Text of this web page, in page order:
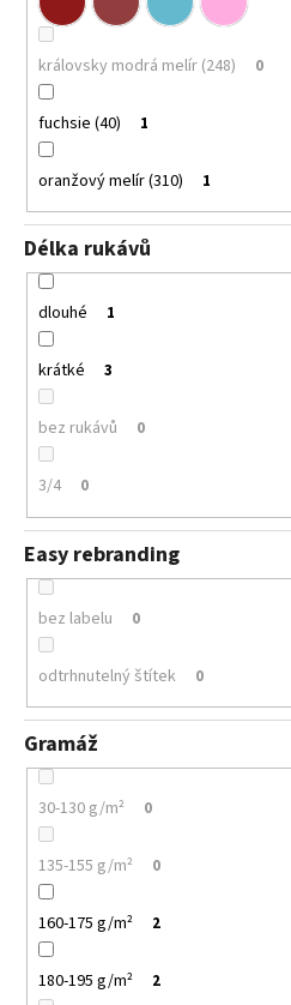
královsky modrá melír (248) 0
fuchsie (40) 1
oranžový melír (310) 1
Délka rukávů
dlouhé 1
krátké 3
bez rukávů 0
3/4 0
Easy rebranding
bez labelu 0
odtrhnutelný štítek 0
Gramáž
30-130 g/m² 0
135-155 g/m² 0
160-175 g/m² 2
180-195 g/m² 2